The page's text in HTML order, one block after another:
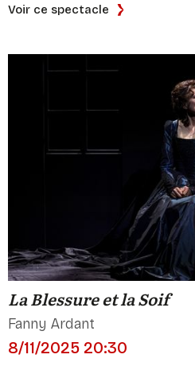
Voir ce spectacle
La Blessure et la Soif
Fanny Ardant
8/11/2025 20:30